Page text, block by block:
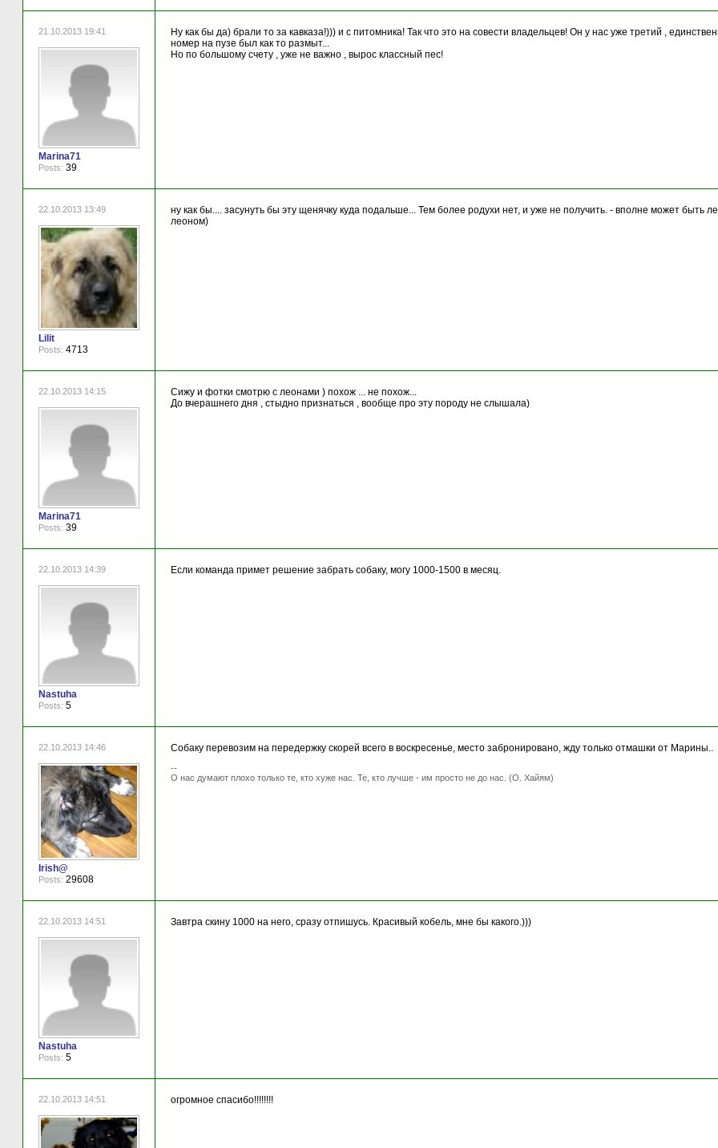
21.10.2013 19:41
Marina71
Posts: 39
Ну как бы да) брали то за кавказа!))) и с питомника! Так что это на совести владельцев! Он у нас уже третий ,
номер на пузе был как то размыт...
Но по большому счету , уже не важно , вырос классный пес!
22.10.2013 13:49
Lilit
Posts: 4713
ну как бы.... засунуть бы эту щенячку куда подальше... Тем более родухи нет, и уже не получить. - вполне может быть
леоном)
22.10.2013 14:15
Marina71
Posts: 39
Сижу и фотки смотрю с леонами ) похож ... не похож...
До вчерашнего дня , стыдно признаться , вообще про эту породу не слышала)
22.10.2013 14:39
Nastuha
Posts: 5
Если команда примет решение забрать собаку, могу 1000-1500 в месяц.
22.10.2013 14:46
Irish@
Posts: 29608
Собаку перевозим на передержку скорей всего в воскресенье, место забронировано, жду только отмашки от Марины..
--
О нас думают плохо только те, кто хуже нас. Те, кто лучше - им просто не до нас. (О. Хайям)
22.10.2013 14:51
Nastuha
Posts: 5
Завтра скину 1000 на него, сразу отпишусь. Красивый кобель, мне бы какого.)))
22.10.2013 14:51 огромное спасибо!!!!!!!!